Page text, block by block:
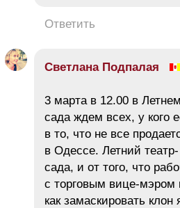
Ответить
Светлана Подпалая
3 марта в 12.00 в
сада ждем всех, у кого
в то, что не все
в Одессе. Летний театр-
сада, и от того, что
с торговым вице-мэром
как замаскировать